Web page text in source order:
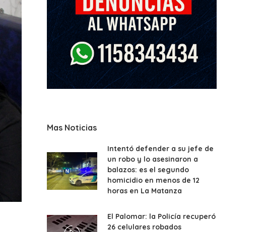
Mas Noticias
Intentó defender a su jefe de
un robo y lo asesinaron a
balazos: es el segundo
homicidio en menos de 12
horas en La Matanza
El Palomar: la Policía recuperó
26 celulares robados